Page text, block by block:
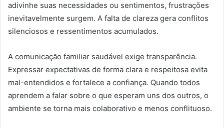
adivinhe suas necessidades ou sentimentos, frustrações
inevitavelmente surgem. A falta de clareza gera conflitos
silenciosos e ressentimentos acumulados.
A comunicação familiar saudável exige transparência.
Expressar expectativas de forma clara e respeitosa evita
mal-entendidos e fortalece a confiança. Quando todos
aprendem a falar sobre o que esperam uns dos outros, o
ambiente se torna mais colaborativo e menos conflituoso.